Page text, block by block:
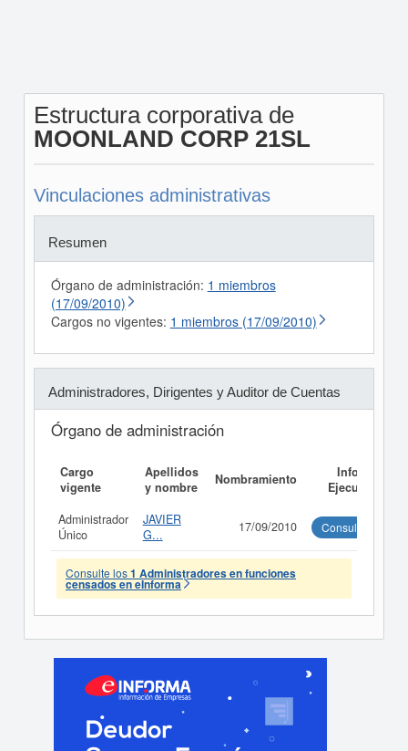
Estructura corporativa de
MOONLAND CORP 21SL
Vinculaciones administrativas
Resumen
Órgano de administración: 1 miembros
(17/09/2010)
Cargos no vigentes: 1 miembros (17/09/2010)
Administradores, Dirigentes y Auditor de Cuentas
Órgano de administración
Cargo
vigente
Apellidos
y nombre
Nombramiento
Informe
Ejecutivo
Administrador
Único
JAVIER
G...
17/09/2010 Consultar
Consulte los1 Administradores en funciones
censados en eInforma